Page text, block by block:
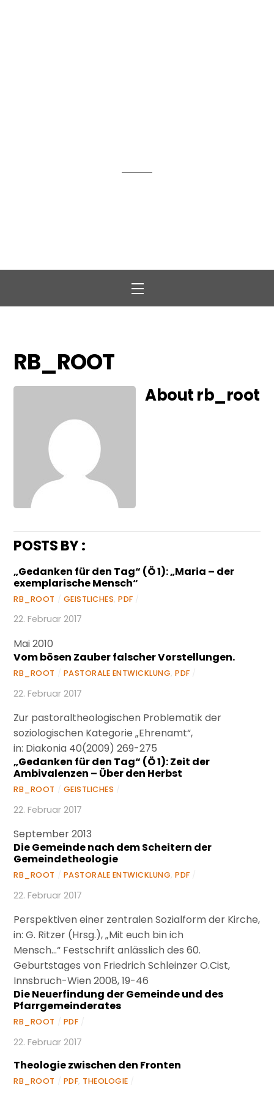
Menu
RB_ROOT
Aboutrb_root
POSTS BY :
„Gedanken für den Tag“ (Ö 1): „Maria – der
exemplarische Mensch“
RB_ROOT GEISTLICHES,PDF
22. Februar 2017
Mai 2010
Vom bösen Zauber falscher Vorstellungen.
RB_ROOT PASTORALE ENTWICKLUNG,PDF
22. Februar 2017
Zur pastoraltheologischen Problematik der
soziologischen Kategorie „Ehrenamt“,
in: Diakonia 40(2009) 269-275
„Gedanken für den Tag“ (Ö 1): Zeit der
Ambivalenzen – Über den Herbst
RB_ROOT GEISTLICHES
22. Februar 2017
September 2013
Die Gemeinde nach dem Scheitern der
Gemeindetheologie
RB_ROOT PASTORALE ENTWICKLUNG,PDF
22. Februar 2017
Perspektiven einer zentralen Sozialform der Kirche,
in: G. Ritzer (Hrsg.), „Mit euch bin ich
Mensch…“ Festschrift anlässlich des 60.
Geburtstages von Friedrich Schleinzer O.Cist,
Innsbruch-Wien 2008, 19-46
Die Neuerfindung der Gemeinde und des
Pfarrgemeinderates
RB_ROOT PDF
22. Februar 2017
Theologie zwischen den Fronten
RB_ROOT PDF, THEOLOGIE